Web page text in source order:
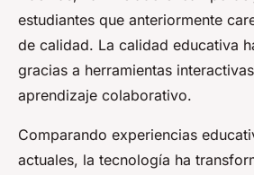
estudiantes que anteriormente
de calidad. La calidad educativa
gracias a herramientas
aprendizaje colaborativo.
Comparando experiencias
actuales, la tecnología ha